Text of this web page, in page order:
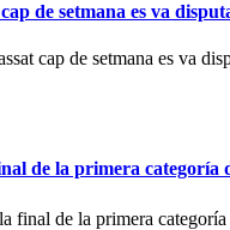
setmana es va
setmana es va
de la primera categoría
de la primera categoría